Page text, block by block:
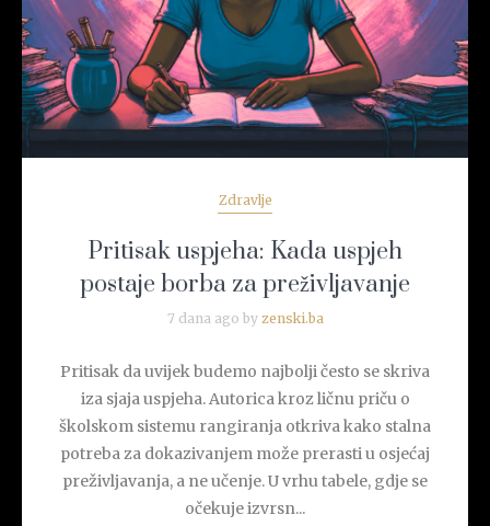
Zdravlje
Pritisak uspjeha: Kada uspjeh
postaje borba za preživljavanje
7 dana ago by zenski.ba
Pritisak da uvijek budemo najbolji često se skriva
iza sjaja uspjeha. Autorica kroz ličnu priču o
školskom sistemu rangiranja otkriva kako stalna
potreba za dokazivanjem može prerasti u osjećaj
preživljavanja, a ne učenje. U vrhu tabele, gdje se
očekuje izvrsn...